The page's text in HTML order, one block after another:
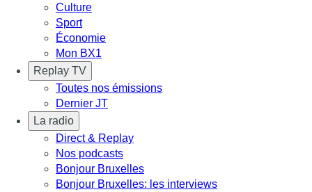
Culture
Sport
Économie
Mon BX1
Replay TV
Toutes nos émissions
Dernier JT
La radio
Direct & Replay
Nos podcasts
Bonjour Bruxelles
Bonjour Bruxelles: les interviews